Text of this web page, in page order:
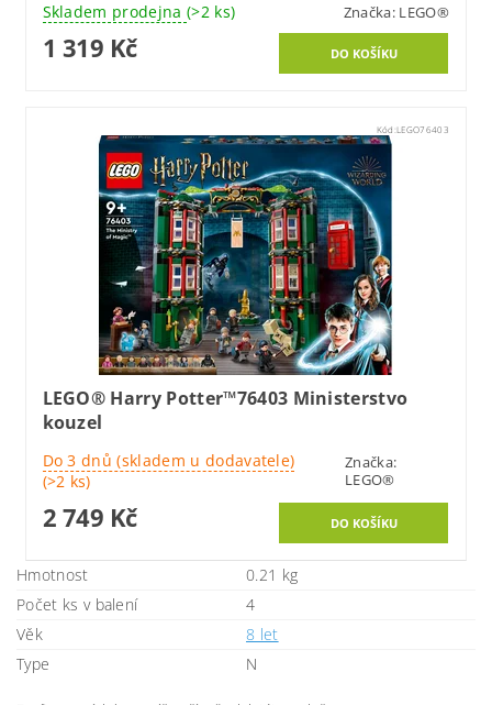
Skladem prodejna (>2 ks) Značka: LEGO®
1 319 Kč
Kód:LEGO76403
LEGO® Harry Potter™76403 Ministerstvo
kouzel
Do 3 dnů (skladem u dodavatele)
(>2 ks)
Značka:
LEGO®
2 749 Kč
Hmotnost
0.21 kg
Počet ks v balení
4
Věk
8 let
Type
N